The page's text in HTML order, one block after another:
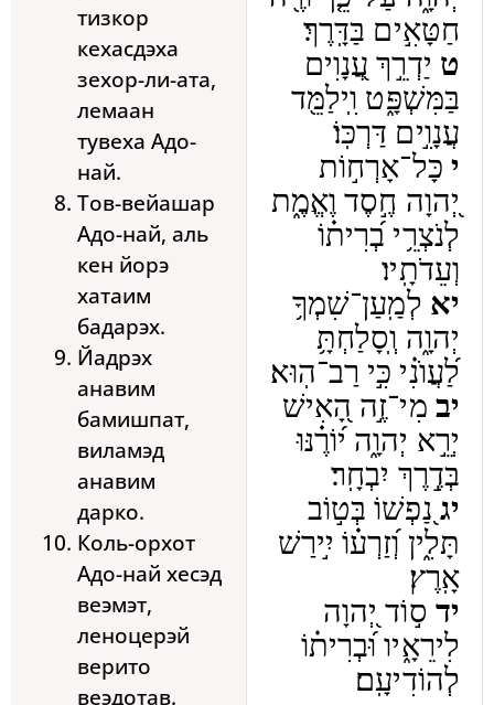
тизкор
кехасдэха
зехор-ли-ата,
лемаан
тувеха Адо-
най.
Тов-вейашар
Адо-най, аль
кен йорэ
хатаим
бадарэх.
Йадрэх
анавим
бамишпат,
виламэд
анавим
дарко.
Коль-орхот
Адо-най хесэд
веэмэт,
леноцерэй
верито
веэдотав.
חַטָּאִ֣ים בַּדָּֽרֶךְ׃
ט יַדְרֵ֣ךְ עֲ֭נָוִים
בַּמִּשְׁפָּ֑ט וִֽילַמֵּ֖ד
עֲנָוִ֣ים דַּרְכּֽוֹ׃
י כָּל־אָרְח֣וֹת
יְ֭הוָה חֶ֣סֶד וֶאֱמֶ֑ת
לְנֹצְרֵ֥י בְ֝רִית֗וֹ
וְעֵדֹתָֽיו׃
יא לְמַֽעַן־שִׁמְךָ֥
יְהוָ֑ה וְֽסָלַחְתָּ֥
לַ֝עֲוֺנִ֗י כִּ֣י רַב־הֽוּא׃
יב מִי־זֶ֣ה הָ֭אִישׁ
יְרֵ֣א יְהוָ֑ה י֝וֹרֶ֗נּוּ
בְּדֶ֣רֶךְ יִבְחָֽר׃
יג נַ֭פְשׁוֹ בְּט֣וֹב
תָּלִ֑ין וְ֝זַרְע֗וֹ יִ֣ירַשׁ
אָֽרֶץ׃
יד ס֣וֹד יְ֭הוָה
לִירֵאָ֑יו וּ֝בְרִית֗וֹ
לְהוֹדִיעָֽם׃